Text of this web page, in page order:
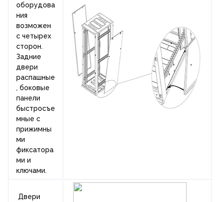
оборудова
ния
возможен
с четырех
сторон.
Задние
двери
распашные
, боковые
панели
быстросъе
мные c
прижимны
ми
фиксатора
ми и
ключами.
Двери